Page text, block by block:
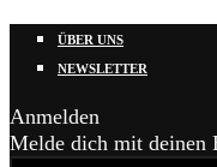
ÜBER UNS
NEWSLETTER
Anmelden
Melde dich mit deinen